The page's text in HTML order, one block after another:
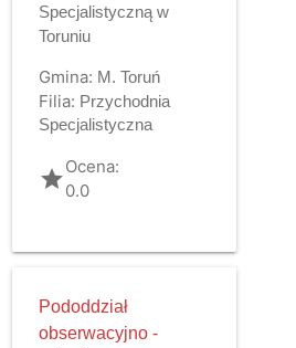
Specjalistyczną w
Toruniu
Gmina: M. Toruń
Filia: Przychodnia
Specjalistyczna
gradeOcena:
0.0
Pododdział
obserwacyjno -